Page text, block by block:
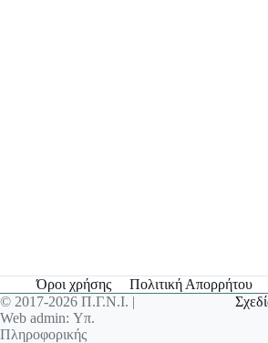
Όροι χρήσης Πολιτική Απορρήτου
© 2017-2026 Π.Γ.Ν.Ι. |
Web admin: Υπ.
Πληροφορικής